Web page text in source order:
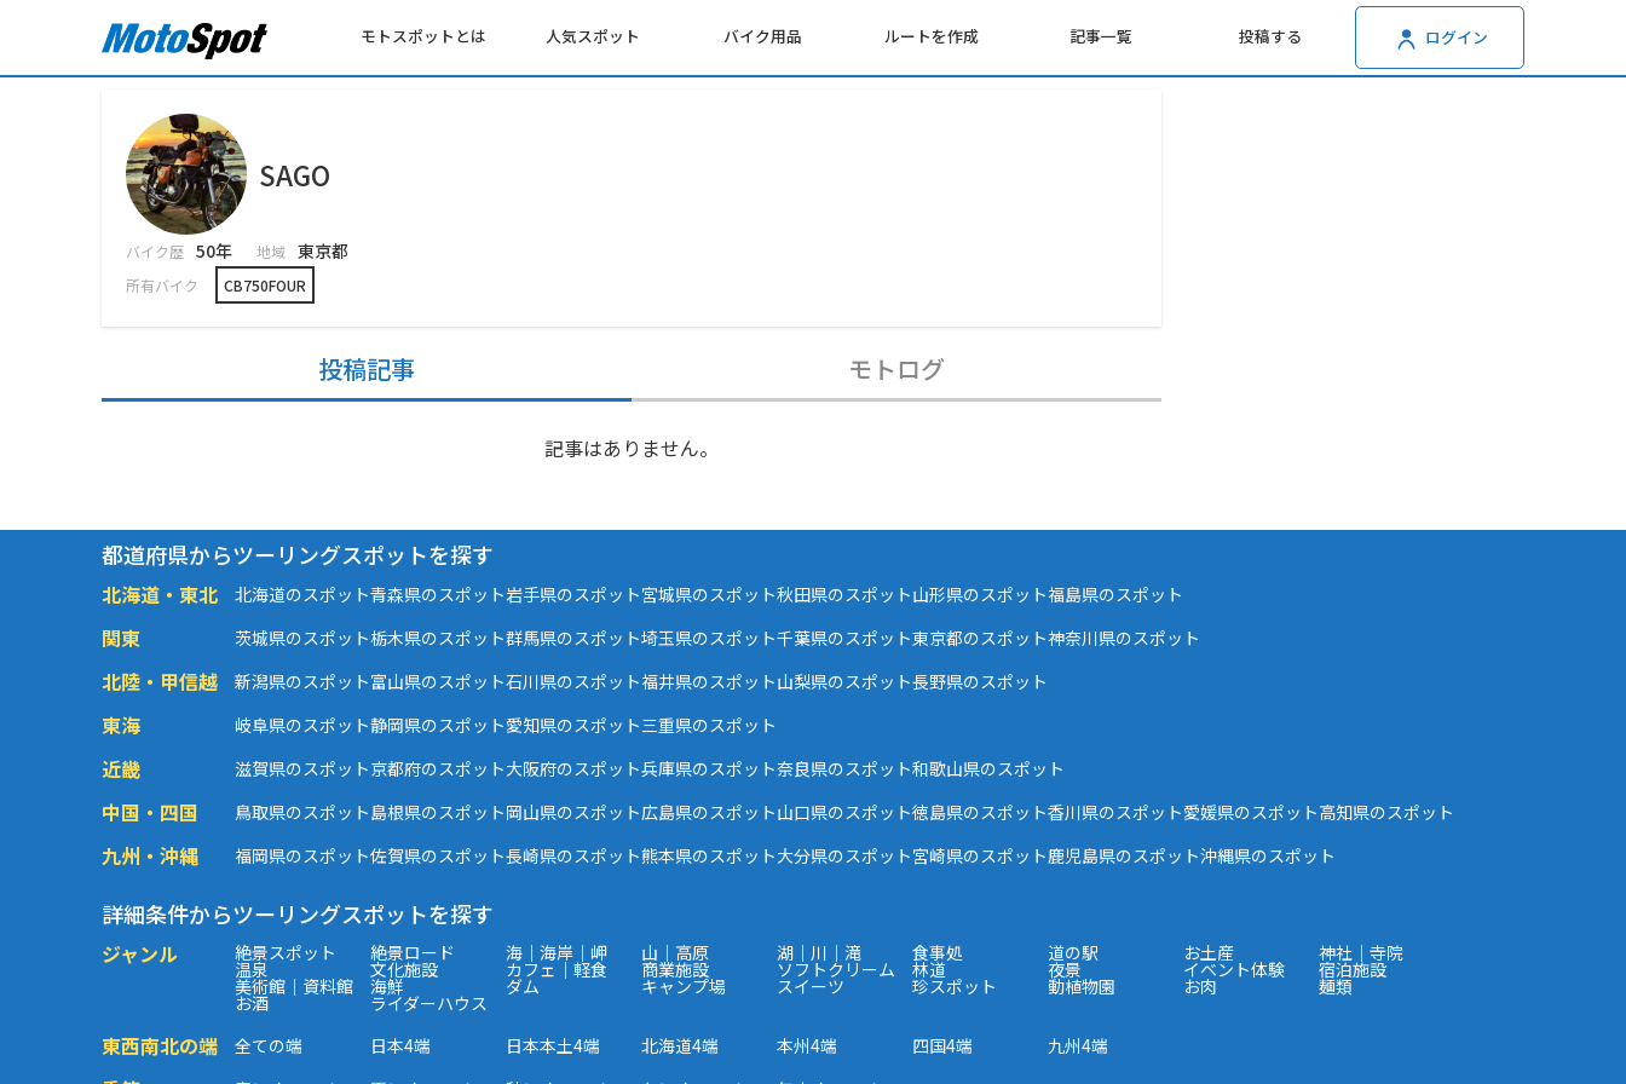
モトスポットとは 人気スポット バイク用品 ルートを作成 記事一覧 投稿する ログイン
SAGO
バイク歴 50年 地域 東京都
所有バイク CB750FOUR
投稿記事 モトログ
記事はありません。
都道府県からツーリングスポットを探す
北海道・東北 北海道のスポット青森県のスポット岩手県のスポット宮城県のスポット秋田県のスポット山形県のスポット福島県のスポット
関東 茨城県のスポット栃木県のスポット群馬県のスポット埼玉県のスポット千葉県のスポット東京都のスポット神奈川県のスポット
北陸・甲信越 新潟県のスポット富山県のスポット石川県のスポット福井県のスポット山梨県のスポット長野県のスポット
東海 岐阜県のスポット静岡県のスポット愛知県のスポット三重県のスポット
近畿 滋賀県のスポット京都府のスポット大阪府のスポット兵庫県のスポット奈良県のスポット和歌山県のスポット
中国・四国 鳥取県のスポット島根県のスポット岡山県のスポット広島県のスポット山口県のスポット徳島県のスポット香川県のスポット愛媛県のスポット高知県のスポット
九州・沖縄 福岡県のスポット佐賀県のスポット長崎県のスポット熊本県のスポット大分県のスポット宮崎県のスポット鹿児島県のスポット沖縄県のスポット
詳細条件からツーリングスポットを探す
ジャンル 絶景スポット 絶景ロード 海｜海岸｜岬 山｜高原 湖｜川｜滝 食事処 道の駅 お土産 神社｜寺院
温泉 文化施設 カフェ｜軽食 商業施設 ソフトクリーム 林道 夜景 イベント体験 宿泊施設
美術館｜資料館 海鮮 ダム キャンプ場 スイーツ 珍スポット 動植物園 お肉 麺類
お酒 ライダーハウス
東西南北の端 全ての端 日本4端 日本本土4端 北海道4端 本州4端 四国4端 九州4端